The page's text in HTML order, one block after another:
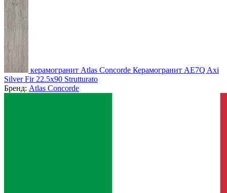
керамогранит Atlas Concorde Керамогранит AE7Q Axi
Silver Fir 22.5x90 Strutturato
Бренд: Atlas Concorde